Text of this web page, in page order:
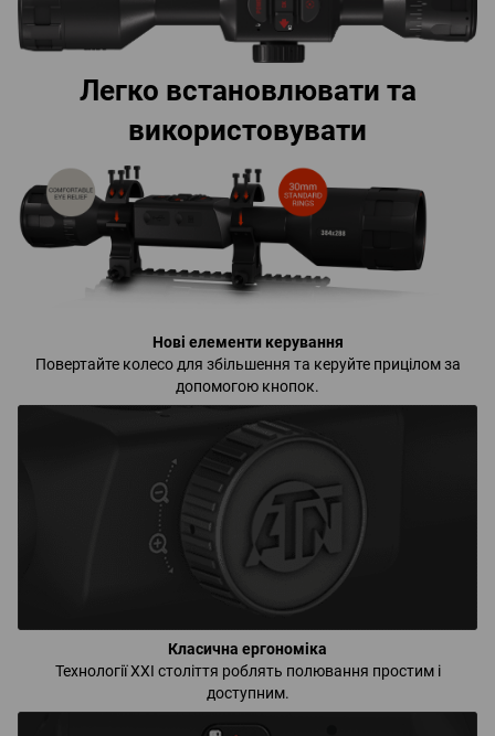
Легко встановлювати та
використовувати
Нові елементи керування
Повертайте колесо для збільшення та керуйте прицілом за
допомогою кнопок.
Класична ергономіка
Технології XXI століття роблять полювання простим і
доступним.